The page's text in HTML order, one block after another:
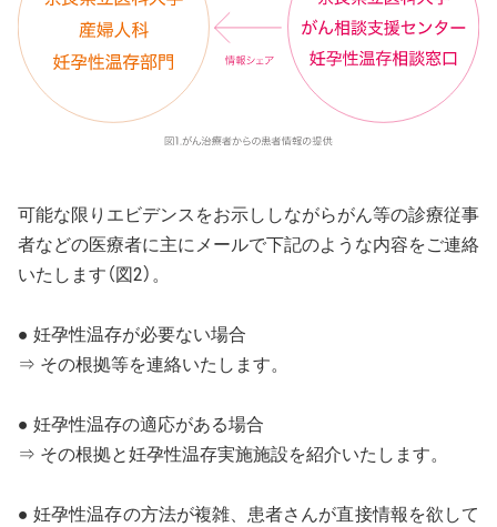
可能な限りエビデンスをお示ししながらがん等の診療従事
者などの医療者に主にメールで下記のような内容をご連絡
いたします（図2）。
● 妊孕性温存が必要ない場合
⇒ その根拠等を連絡いたします。
● 妊孕性温存の適応がある場合
⇒ その根拠と妊孕性温存実施施設を紹介いたします。
● 妊孕性温存の方法が複雑、患者さんが直接情報を欲して